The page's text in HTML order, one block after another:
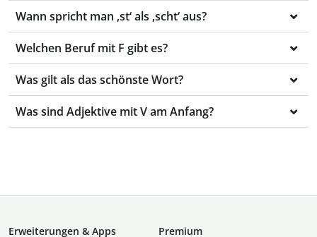
Wann spricht man ‚st‘ als ‚scht‘ aus?
Welchen Beruf mit F gibt es?
Was gilt als das schönste Wort?
Was sind Adjektive mit V am Anfang?
Erweiterungen & Apps
Premium